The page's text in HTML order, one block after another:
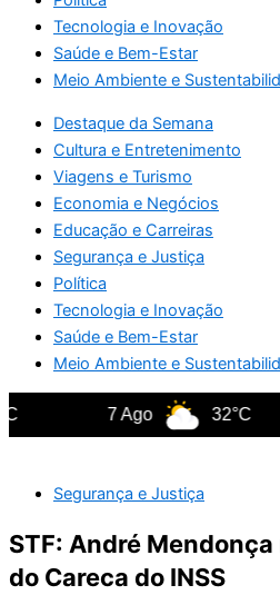
Tecnologia e Inovação
Saúde e Bem-Estar
Meio Ambiente e
Destaque da Semana
Cultura e Entretenimento
Viagens e Turismo
Economia e Negócios
Educação e Carreiras
Segurança e Justiça
Política
Tecnologia e Inovação
Saúde e Bem-Estar
Meio Ambiente e
7 Ago 32°C
Segurança e Justiça
STF: André
do Careca do INSS